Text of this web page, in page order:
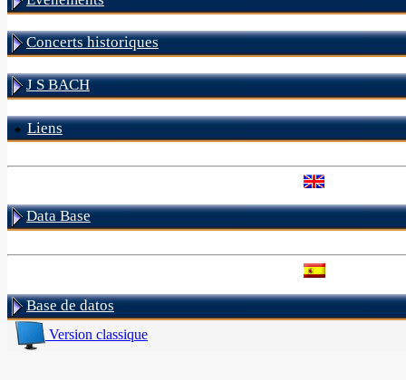
Concerts historiques
J S BACH
Liens
Data Base
Base de datos
Version classique